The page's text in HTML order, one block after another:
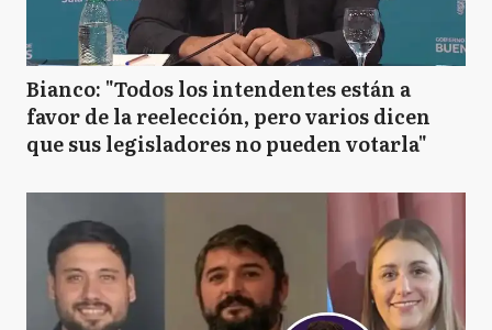
Bianco: "Todos los intendentes están a
favor de la reelección, pero varios dicen
que sus legisladores no pueden votarla"